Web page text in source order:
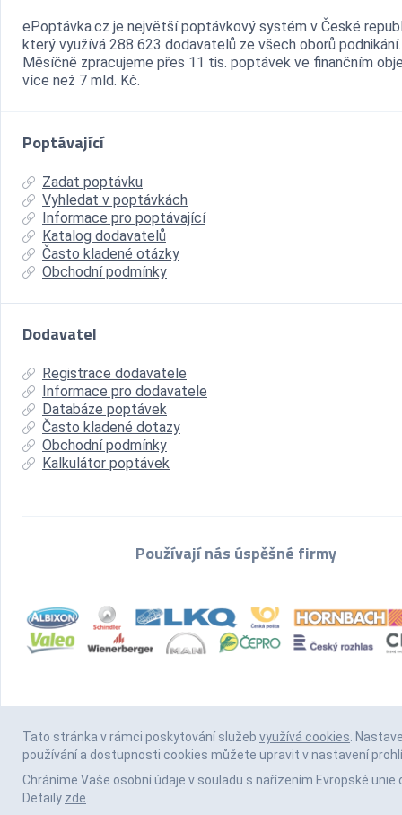
ePoptávka.cz je největší poptávkový systém v České
který využívá 288 623 dodavatelů ze všech oborů podnikání.
Měsíčně zpracujeme přes 11 tis. poptávek ve finančním
více než 7 mld. Kč.
Poptávající
Zadat poptávku
Vyhledat v poptávkách
Informace pro poptávající
Katalog dodavatelů
Často kladené otázky
Obchodní podmínky
Dodavatel
Registrace dodavatele
Informace pro dodavatele
Databáze poptávek
Často kladené dotazy
Obchodní podmínky
Kalkulátor poptávek
Používají nás úspěšné firmy
Tato stránka v rámci poskytování služeb využívá cookies.
používání a dostupnosti cookies můžete upravit v nastavení
Chráníme Vaše osobní údaje v souladu s nařízením Evropské unie
Detaily zde.